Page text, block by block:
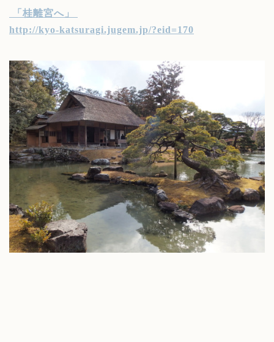
「桂離宮へ」
http://kyo-katsuragi.jugem.jp/?eid=170